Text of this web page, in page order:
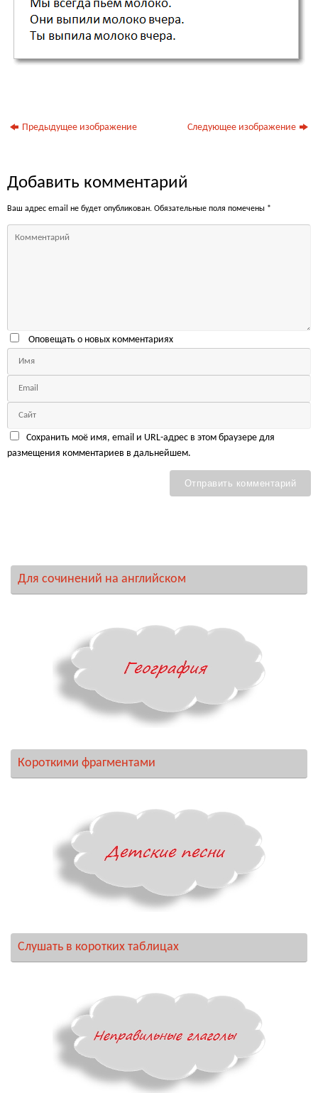
Предыдущее изображение Следующее изображение
Добавить комментарий
Ваш адрес email не будет опубликован. Обязательные поля помечены *
Оповещать о новых комментариях
Сохранить моё имя, email и URL-адрес в этом браузере для
размещения комментариев в дальнейшем.
Для сочинений на английском
Короткими фрагментами
Слушать в коротких таблицах